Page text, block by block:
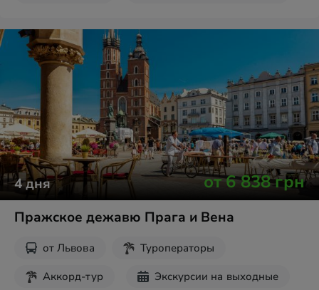
4дня от6 838грн
Пражское дежавю Прага и Вена
от Львова
Туроператоры
Аккорд-тур
Экскурсии на выходные